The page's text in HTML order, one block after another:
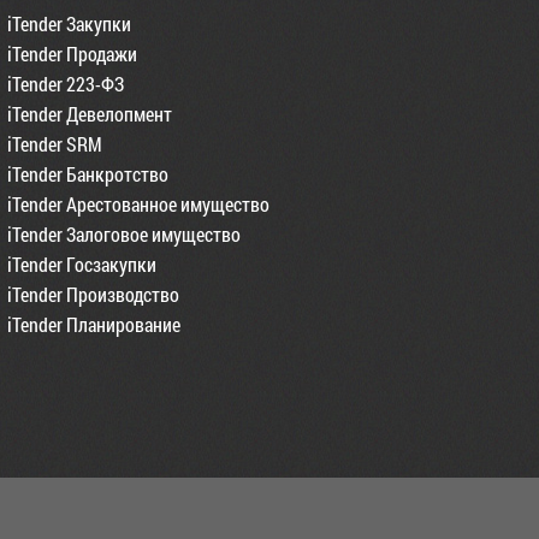
iTender Закупки
iTender Продажи
iTender 223-ФЗ
iTender Девелопмент
iTender SRM
iTender Банкротство
iTender Арестованное имущество
iTender Залоговое имущество
iTender Госзакупки
iTender Производство
iTender Планирование